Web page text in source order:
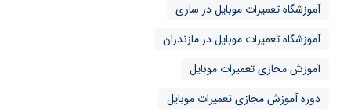
آموزشگاه تعمیرات موبایل در ساری
آموزشگاه تعمیرات موبایل در مازندران
آموزش مجازی تعمیرات موبایل
دوره آموزش مجازی تعمیرات موبایل